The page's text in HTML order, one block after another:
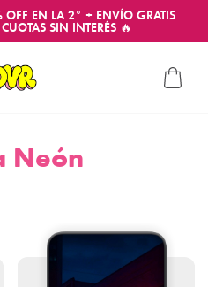
EN LA 2° + ENVÍO GRATIS
SIN INTERÉS 🔥
Neón